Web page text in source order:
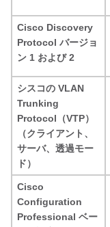
Cisco Discovery
Protocol バージョ
ン 1 および 2
シスコの VLAN
Trunking
Protocol（VTP）
（クライアント、
サーバ、透過モー
ド）
Cisco
Configuration
Professional ベー